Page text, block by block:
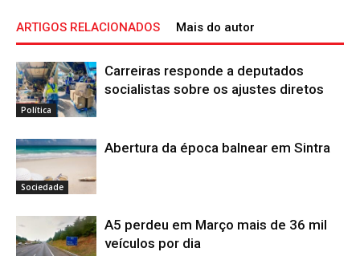
ARTIGOS RELACIONADOS Mais do autor
Política
Carreiras responde a deputados
socialistas sobre os ajustes diretos
Sociedade
Abertura da época balnear em Sintra
A5 perdeu em Março mais de 36 mil
veículos por dia